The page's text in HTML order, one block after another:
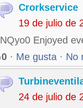
Crorkservice
19 de julio de
Enjoyed
0 · Me gusta · No
24 de julio de